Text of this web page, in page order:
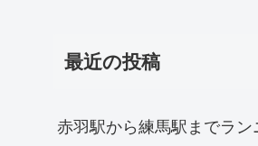
最近の投稿
赤羽駅から練馬駅までラン